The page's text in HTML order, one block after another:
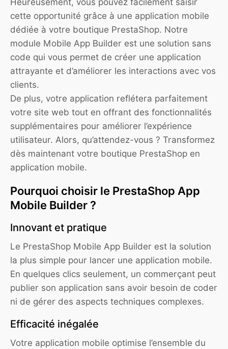
Heureusement, vous pouvez facilement saisir
cette opportunité grâce à une application mobile
dédiée à votre boutique PrestaShop. Notre
module Mobile App Builder est une solution sans
code qui vous permet de créer une application
attrayante et d’améliorer les interactions avec vos
clients.
De plus, votre application reflétera parfaitement
votre site web tout en offrant des fonctionnalités
supplémentaires pour améliorer l’expérience
utilisateur. Alors, qu’attendez-vous ? Transformez
dès maintenant votre boutique PrestaShop en
application mobile.
Pourquoi choisir le PrestaShop App
Mobile Builder ?
Innovant et pratique
Le PrestaShop Mobile App Builder est la solution
la plus simple pour lancer une application mobile.
En quelques clics seulement, un commerçant peut
publier son application sans avoir besoin de coder
ni de gérer des aspects techniques complexes.
Efficacité inégalée
Votre application mobile optimise l’ensemble du